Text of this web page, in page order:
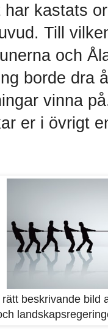
kastats
Till
och
borde dra
vinna
er i övrigt
beskrivande bild